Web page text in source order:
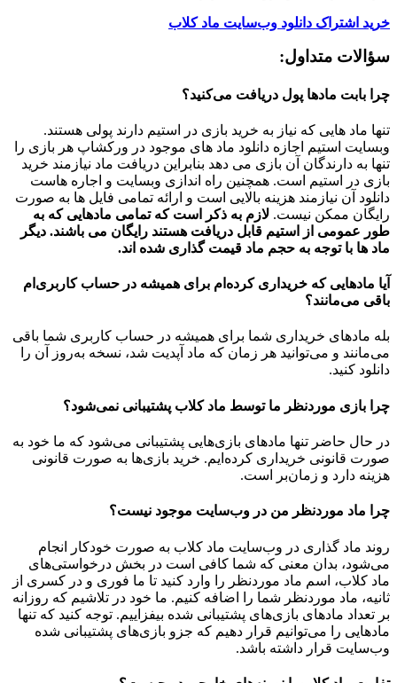
خرید اشتراک دانلود وب‌سایت ماد کلاب
سؤالات متداول:
چرا بابت مادها پول دریافت می‌کنید؟
تنها ماد هایی که نیاز به خرید بازی در استیم دارند پولی هستند.
وبسایت استیم اجازه دانلود ماد های موجود در ورکشاپ هر بازی را
تنها به دارندگان آن بازی می دهد بنابراین دریافت ماد نیازمند خرید
بازی در استیم است. همچنین راه اندازی وبسایت و اجاره هاست
دانلود آن نیازمند هزینه بالایی است و ارائه تمامی فایل ها به صورت
رایگان ممکن نیست. لازم به ذکر است که تمامی مادهایی که به
طور عمومی از استیم قابل دریافت هستند رایگان می باشند. دیگر
ماد ها با توجه به حجم ماد قیمت گذاری شده اند.
آیا مادهایی که خریداری کرده‌ام برای همیشه در حساب‌ کاربری‌ام
باقی می‌مانند؟
بله مادهای خریداری شما برای همیشه در حساب کاربری شما باقی
می‌مانند و می‌توانید هر زمان که ماد آپدیت شد، نسخه به‌روز آن را
دانلود کنید.
چرا بازی موردنظر ما توسط ماد کلاب پشتیبانی نمی‌شود؟
در حال حاضر تنها مادهای بازی‌هایی پشتیبانی می‌شود که ما خود به
صورت قانونی خریداری کرده‌ایم. خرید بازی‌ها به صورت قانونی
هزینه دارد و زمان‌بر است.
چرا ماد موردنظر من در وب‌سایت موجود نیست؟
روند ماد گذاری در وب‌سایت ماد کلاب به صورت خودکار انجام
می‌شود، بدان معنی که شما کافی است در بخش درخواستی‌های
ماد کلاب، اسم ماد موردنظر را وارد کنید تا ما فوری و در کسری از
ثانیه، ماد موردنظر شما را اضافه کنیم. ما خود در تلاشیم که روزانه
بر تعداد مادهای بازی‌های پشتیبانی شده بیفزاییم. توجه کنید که تنها
مادهایی را می‌توانیم قرار دهیم که جزو بازی‌های پشتیبانی شده
وب‌سایت قرار داشته باشد.